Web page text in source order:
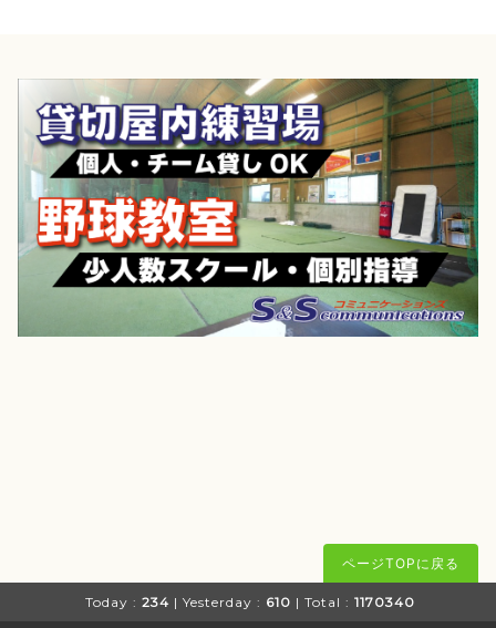
ページTOPに戻る
Today : 234 | Yesterday : 610 | Total : 1170340